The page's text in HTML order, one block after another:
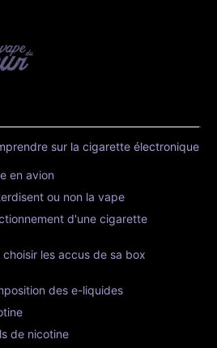
sur la cigarette électronique
en avion
ou non la vape
d'une cigarette
les accus de sa box
des e-liquides
de nicotine